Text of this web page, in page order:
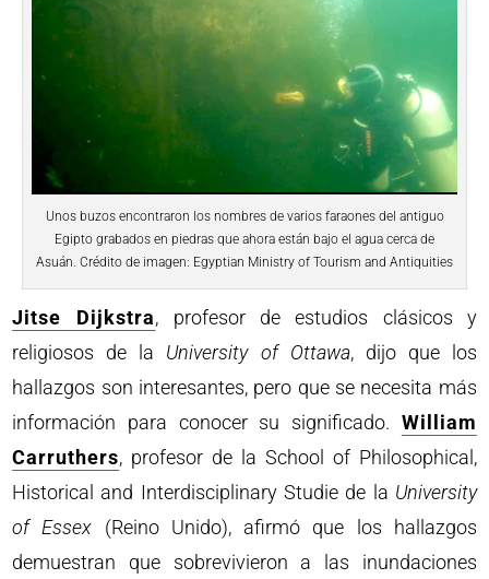
Unos buzos encontraron los nombres de varios faraones del antiguo
Egipto grabados en piedras que ahora están bajo el agua cerca de
Asuán. Crédito de imagen: Egyptian Ministry of Tourism and Antiquities
Jitse Dijkstra, profesor de estudios clásicos y
religiosos de la University of Ottawa, dijo que los
hallazgos son interesantes, pero que se necesita más
información para conocer su significado. William
Carruthers, profesor de la School of Philosophical,
Historical and Interdisciplinary Studie de la University
of Essex (Reino Unido), afirmó que los hallazgos
demuestran que sobrevivieron a las inundaciones